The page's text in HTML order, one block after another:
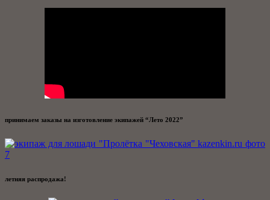
принимаем заказы на изготовление экипажей “Лето 2022”
летняя распродажа!